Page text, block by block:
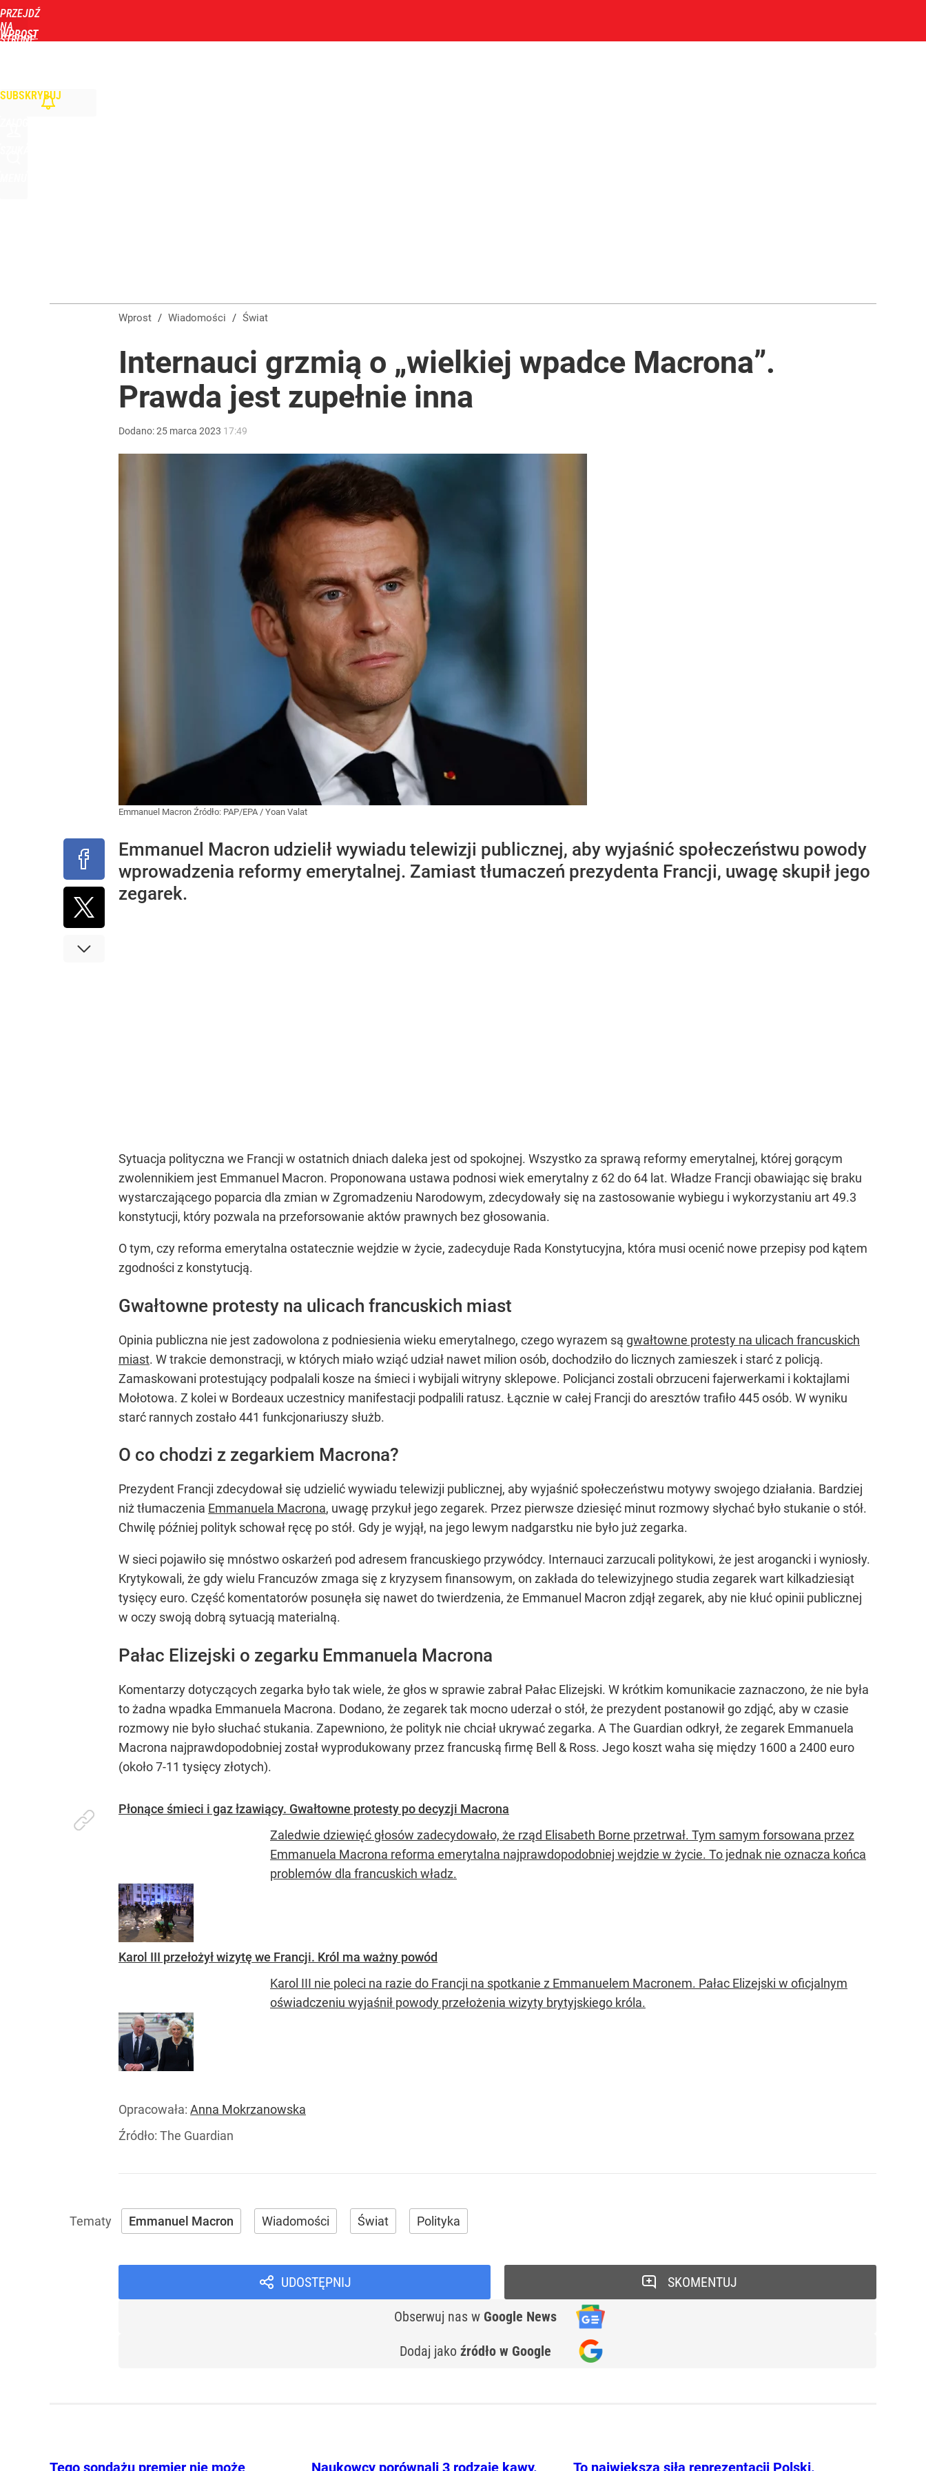
PRZEJDŹ
NA
STRONĘ
WPROST
SUBSKRYBUJ
Wprost / Wiadomości / Świat
Internauci grzmią o „wielkiej wpadce Macrona”.
Prawda jest zupełnie inna
Dodano:25 marca 2023 17:49
Emmanuel Macron Źródło: PAP/EPA / Yoan Valat
Emmanuel Macron udzielił wywiadu telewizji publicznej, aby wyjaśnić społeczeństwu powody
wprowadzenia reformy emerytalnej. Zamiast tłumaczeń prezydenta Francji, uwagę skupił jego
zegarek.
Sytuacja polityczna we Francji w ostatnich dniach daleka jest od spokojnej. Wszystko za sprawą reformy emerytalnej, której gorącym
zwolennikiem jest Emmanuel Macron. Proponowana ustawa podnosi wiek emerytalny z 62 do 64 lat. Władze Francji obawiając się braku
wystarczającego poparcia dla zmian w Zgromadzeniu Narodowym, zdecydowały się na zastosowanie wybiegu i wykorzystaniu art 49.3
konstytucji, który pozwala na przeforsowanie aktów prawnych bez głosowania.
O tym, czy reforma emerytalna ostatecznie wejdzie w życie, zadecyduje Rada Konstytucyjna, która musi ocenić nowe przepisy pod kątem
zgodności z konstytucją.
Gwałtowne protesty na ulicach francuskich miast
Opinia publiczna nie jest zadowolona z podniesienia wieku emerytalnego, czego wyrazem są gwałtowne protesty na ulicach francuskich
miast. W trakcie demonstracji, w których miało wziąć udział nawet milion osób, dochodziło do licznych zamieszek i starć z policją.
Zamaskowani protestujący podpalali kosze na śmieci i wybijali witryny sklepowe. Policjanci zostali obrzuceni fajerwerkami i koktajlami
Mołotowa. Z kolei w Bordeaux uczestnicy manifestacji podpalili ratusz. Łącznie w całej Francji do aresztów trafiło 445 osób. W wyniku
starć rannych zostało 441 funkcjonariuszy służb.
O co chodzi z zegarkiem Macrona?
Prezydent Francji zdecydował się udzielić wywiadu telewizji publicznej, aby wyjaśnić społeczeństwu motywy swojego działania. Bardziej
niż tłumaczenia Emmanuela Macrona, uwagę przykuł jego zegarek. Przez pierwsze dziesięć minut rozmowy słychać było stukanie o stół.
Chwilę później polityk schował ręcę po stół. Gdy je wyjął, na jego lewym nadgarstku nie było już zegarka.
W sieci pojawiło się mnóstwo oskarżeń pod adresem francuskiego przywódcy. Internauci zarzucali politykowi, że jest arogancki i wyniosły.
Krytykowali, że gdy wielu Francuzów zmaga się z kryzysem finansowym, on zakłada do telewizyjnego studia zegarek wart kilkadziesiąt
tysięcy euro. Część komentatorów posunęła się nawet do twierdzenia, że Emmanuel Macron zdjął zegarek, aby nie kłuć opinii publicznej
w oczy swoją dobrą sytuacją materialną.
Pałac Elizejski o zegarku Emmanuela Macrona
Komentarzy dotyczących zegarka było tak wiele, że głos w sprawie zabrał Pałac Elizejski. W krótkim komunikacie zaznaczono, że nie była
to żadna wpadka Emmanuela Macrona. Dodano, że zegarek tak mocno uderzał o stół, że prezydent postanowił go zdjąć, aby w czasie
rozmowy nie było słuchać stukania. Zapewniono, że polityk nie chciał ukrywać zegarka. A The Guardian odkrył, że zegarek Emmanuela
Macrona najprawdopodobniej został wyprodukowany przez francuską firmę Bell & Ross. Jego koszt waha się między 1600 a 2400 euro
(około 7-11 tysięcy złotych).
Płonące śmieci i gaz łzawiący. Gwałtowne protesty po decyzji Macrona
Zaledwie dziewięć głosów zadecydowało, że rząd Elisabeth Borne przetrwał. Tym samym forsowana przez
Emmanuela Macrona reforma emerytalna najprawdopodobniej wejdzie w życie. To jednak nie oznacza końca
problemów dla francuskich władz.
Karol III przełożył wizytę we Francji. Król ma ważny powód
Karol III nie poleci na razie do Francji na spotkanie z Emmanuelem Macronem. Pałac Elizejski w oficjalnym
oświadczeniu wyjaśnił powody przełożenia wizyty brytyjskiego króla.
Opracowała: Anna Mokrzanowska
Źródło: The Guardian
Emmanuel Macron Wiadomości Świat Polityka
UDOSTĘPNIJ
Obserwuj nas w Google News
Dodaj jako źródło w Google
SKOMENTUJ
Tego sondażu premier nie może Naukowcy porównali 3 rodzaje kawy. To największa siła reprezentacji Polski.